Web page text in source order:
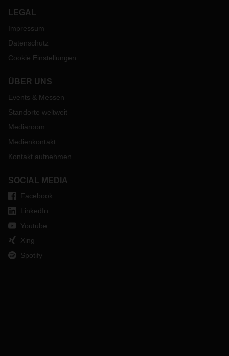
LEGAL
Impressum
Datenschutz
Cookie Einstellungen
ÜBER UNS
Events & Messen
Standorte weltweit
Mediaroom
Medienkontakt
Kontakt aufnehmen
SOCIAL MEDIA
Facebook
LinkedIn
Youtube
Xing
Spotify